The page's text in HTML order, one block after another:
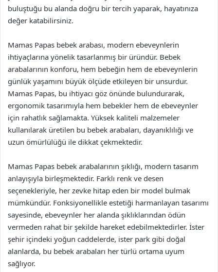
buluştuğu bu alanda doğru bir tercih yaparak, hayatınıza
değer katabilirsiniz.
Mamas Papas bebek arabası, modern ebeveynlerin
ihtiyaçlarına yönelik tasarlanmış bir üründür. Bebek
arabalarının konforu, hem bebeğin hem de ebeveynlerin
günlük yaşamını büyük ölçüde etkileyen bir unsurdur.
Mamas Papas, bu ihtiyacı göz önünde bulundurarak,
ergonomik tasarımıyla hem bebekler hem de ebeveynler
için rahatlık sağlamakta. Yüksek kaliteli malzemeler
kullanılarak üretilen bu bebek arabaları, dayanıklılığı ve
uzun ömürlülüğü ile dikkat çekmektedir.
Mamas Papas bebek arabalarının şıklığı, modern tasarım
anlayışıyla birleşmektedir. Farklı renk ve desen
seçenekleriyle, her zevke hitap eden bir model bulmak
mümkündür. Fonksiyonellikle estetiği harmanlayan tasarımı
sayesinde, ebeveynler her alanda şıklıklarından ödün
vermeden rahat bir şekilde hareket edebilmektedirler. İster
şehir içindeki yoğun caddelerde, ister park gibi doğal
alanlarda, bu bebek arabaları her türlü ortama uyum
sağlıyor.